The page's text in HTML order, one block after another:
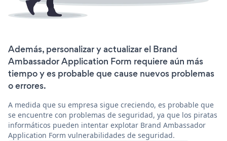
Además, personalizar y actualizar el Brand
Ambassador Application Form requiere aún más
tiempo y es probable que cause nuevos problemas
o errores.
A medida que su empresa sigue creciendo, es probable que
se encuentre con problemas de seguridad, ya que los piratas
informáticos pueden intentar explotar Brand Ambassador
Application Form vulnerabilidades de seguridad.